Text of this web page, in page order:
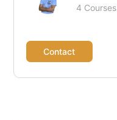
4 Courses
Contact